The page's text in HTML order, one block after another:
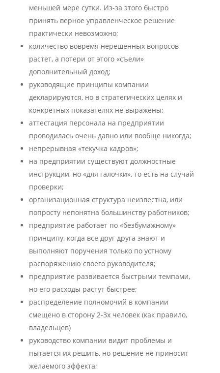
меньшей мере сутки. Из-за этого быстро
принять верное управленческое решение
практически невозможно;
количество вовремя нерешенных вопросов
растет, а потери от этого «съели»
дополнительный доход;
руководящие принципы компании
декларируются, но в стратегических целях и
конкретных показателях не выражены;
аттестация персонала на предприятии
проводилась очень давно или вообще никогда;
непрерывная «текучка кадров»;
на предприятии существуют должностные
инструкции, но «для галочки», то есть на случай
проверки;
организационная структура неизвестна, или
попросту непонятна большинству работников;
предприятие работает по «безбумажному»
принципу, когда все друг друга знают и
выполняют поручения только по устному
распоряжению своего руководителя;
предприятие развивается быстрыми темпами,
но его расходы растут быстрее;
распределение полномочий в компании
смещено в сторону 2-3х человек (как правило,
владельцев)
руководство компании видит проблемы и
пытается их решить, но решение не приносит
желаемого эффекта;